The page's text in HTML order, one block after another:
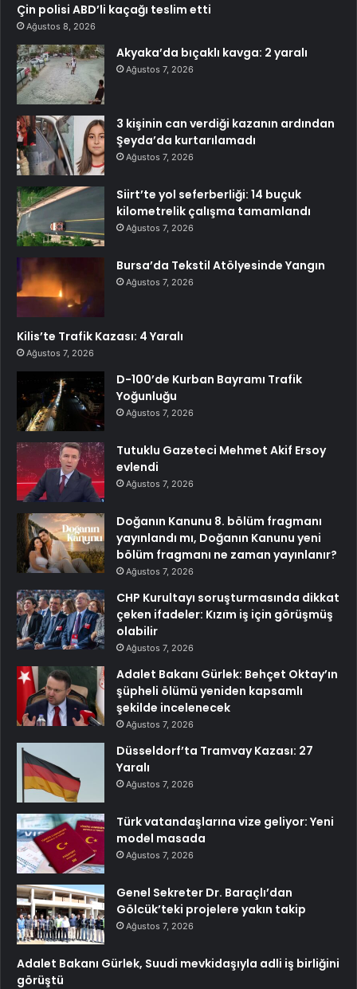
Çin polisi ABD’li kaçağı teslim etti
Ağustos 8, 2026
Akyaka’da bıçaklı kavga: 2 yaralı
Ağustos 7, 2026
3 kişinin can verdiği kazanın ardından
Şeyda’da kurtarılamadı
Ağustos 7, 2026
Siirt’te yol seferberliği: 14 buçuk
kilometrelik çalışma tamamlandı
Ağustos 7, 2026
Bursa’da Tekstil Atölyesinde Yangın
Ağustos 7, 2026
Kilis’te Trafik Kazası: 4 Yaralı
Ağustos 7, 2026
D-100’de Kurban Bayramı Trafik
Yoğunluğu
Ağustos 7, 2026
Tutuklu Gazeteci Mehmet Akif Ersoy
evlendi
Ağustos 7, 2026
Doğanın Kanunu 8. bölüm fragmanı
yayınlandı mı, Doğanın Kanunu yeni
bölüm fragmanı ne zaman yayınlanır?
Ağustos 7, 2026
CHP Kurultayı soruşturmasında dikkat
çeken ifadeler: Kızım iş için görüşmüş
olabilir
Ağustos 7, 2026
Adalet Bakanı Gürlek: Behçet Oktay’ın
şüpheli ölümü yeniden kapsamlı
şekilde incelenecek
Ağustos 7, 2026
Düsseldorf’ta Tramvay Kazası: 27
Yaralı
Ağustos 7, 2026
Türk vatandaşlarına vize geliyor: Yeni
model masada
Ağustos 7, 2026
Genel Sekreter Dr. Baraçlı’dan
Gölcük’teki projelere yakın takip
Ağustos 7, 2026
Adalet Bakanı Gürlek, Suudi mevkidaşıyla adli iş birliğini
görüştü